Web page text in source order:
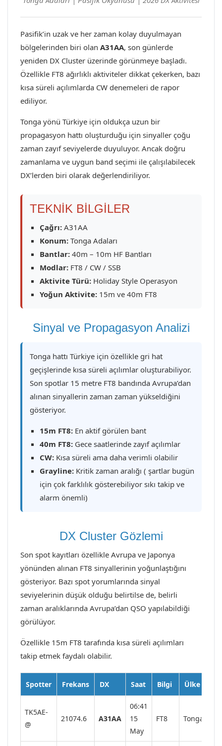
Pasifik’in uzak ve her zaman kolay duyulmayan
bölgelerinden biri olan A31AA, son günlerde
yeniden DX Cluster üzerinde görünmeye başladı.
Özellikle FT8 ağırlıklı aktiviteler dikkat çekerken, bazı
kısa süreli açılımlarda CW denemeleri de rapor
ediliyor.
Tonga yönü Türkiye için oldukça uzun bir
propagasyon hattı oluşturduğu için sinyaller çoğu
zaman zayıf seviyelerde duyuluyor. Ancak doğru
zamanlama ve uygun band seçimi ile çalışılabilecek
DX’lerden biri olarak değerlendiriliyor.
TEKNİK BİLGİLER
Çağrı: A31AA
Konum: Tonga Adaları
Bantlar: 40m – 10m HF Bantları
Modlar: FT8 / CW / SSB
Aktivite Türü: Holiday Style Operasyon
Yoğun Aktivite: 15m ve 40m FT8
Sinyal ve Propagasyon Analizi
Tonga hattı Türkiye için özellikle gri hat
geçişlerinde kısa süreli açılımlar oluşturabiliyor.
Son spotlar 15 metre FT8 bandında Avrupa’dan
alınan sinyallerin zaman zaman yükseldiğini
gösteriyor.
15m FT8: En aktif görülen bant
40m FT8: Gece saatlerinde zayıf açılımlar
CW: Kısa süreli ama daha verimli olabilir
Grayline: Kritik zaman aralığı ( şartlar bugün
için çok farklılık gösterebiliyor sıkı takip ve
alarm önemli)
DX Cluster Gözlemi
Son spot kayıtları özellikle Avrupa ve Japonya
yönünden alınan FT8 sinyallerinin yoğunlaştığını
gösteriyor. Bazı spot yorumlarında sinyal
seviyelerinin düşük olduğu belirtilse de, belirli
zaman aralıklarında Avrupa’dan QSO yapılabildiği
görülüyor.
Özellikle 15m FT8 tarafında kısa süreli açılımları
takip etmek faydalı olabilir.
Spotter Frekans DX Saat Bilgi Ülke
TK5AE-
@
21074.6 A31AA
06:41
15
May
FT8 Tonga